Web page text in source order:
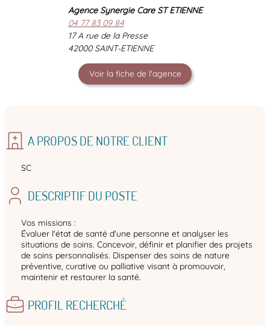
Agence Synergie Care ST ETIENNE
04 77 83 09 84
17 A rue de la Presse
42000 SAINT-ETIENNE
Voir la fiche de l'agence
A PROPOS DE NOTRE CLIENT
SC
DESCRIPTIF DU POSTE
Vos missions :
Évaluer l'état de santé d'une personne et analyser les
situations de soins. Concevoir, définir et planifier des projets
de soins personnalisés. Dispenser des soins de nature
préventive, curative ou palliative visant à promouvoir,
maintenir et restaurer la santé.
PROFIL RECHERCHÉ